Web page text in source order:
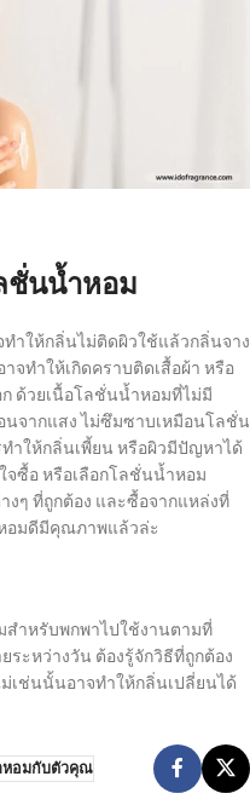
ชั่นน้ำหอม
ำให้กลิ่นไม่ติดผิวใช้แล้วกลิ่นจาง
จทำให้เกิดคราบติดเสื้อผ้า หรือ
ด้วยเนื้อโลชั่นน้ำหอมที่ไม่มี
จากแสง ไม่ซึมซาบเหมือนโลชั่น
ำให้กลิ่นเพี้ยน หรือผิวมีปัญหาได้
ซื้อ หรือเลือกโลชั่นน้ำหอม
ๆ ที่ถูกต้อง และซื้อจากแหล่งที่
อมดีมีคุณภาพแล้วล่ะ
ำหรับพกพาไปใช้งานตามที่
ระหว่างวัน ต้องรู้จักวิธีที่ถูกต้อง
ม่เช่นนั้นอาจทำให้กลิ่นเปลี่ยนได้
อมกับตัวคุณ